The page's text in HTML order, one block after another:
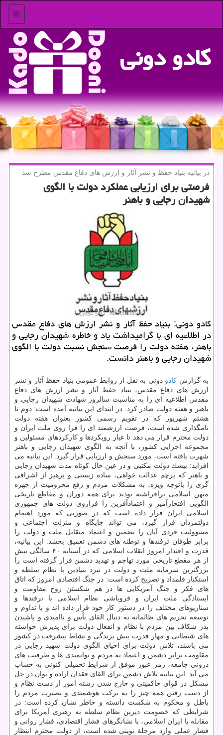
منو
كادو دونی
در بیانیه بنیاد حفظ و نشر آثار و ارزش های دفاع مقدس مطرح شد
فرصتی برای ارزیابی عملكرد دولت با الگوی
شهیدان رجایی و باهنر
كادو دونی: بنیاد حفظ آثار و نشر ارزش های دفاع مقدس
در اطلاعیه ای با گرامیداشت یاد و خاطره شهیدان رجایی و
باهنر، هفته دولت را فرصت سنجش نسبت دولت با الگوی
شهیدان رجایی و باهنر دانست.
به گزارش كادو دونی به نقل از روابط عمومی بنیاد حفظ آثار و نشر
ارزش های دفاع مقدس، بنیاد حفظ آثار و نشر ارزش های دفاع
مقدس اطلاعیه ای را به مناسبت سالروز شهادت شهیدان رجایی و
باهنر و هفته دولت صادر كرد. در ابتدای این بیانیه آمده است: دوم تا
هشتم شهریور كه در تقویم رسمی كشور بعنوان هفته دولت
نامگذاری شده است، فرصت ارزشمند ای را فرا روی ملت ایران و
دولت محترم قرار می دهد تا عیار رویكردها و كاركردهای مسئولین و
مجموعه اجرایی كشور، با آنچه به الگوی شهیدان رجایی و باهنر
شهرت یافته است، مورد سنجش و ارزیابی قرار گیرد. این بیانیه می
افزاید: بیشك دولت مكتبی و در عین حال كوتاه مدت شهیدان رجایی
و باهنر كه پرچم عدالت خواهی، ساده زیستی و پرهیز از اشرافی
گری را باتوجه ویژه، به مشكلات مردم و رفع محرومیت از چهره
میهن اسلامی برافراشته بودند برای همه دوران و مقاطع تاریخی
الگویی افتخارآمیز و اعتمادآفرین را فراروی دولت های جمهوری
اسلامی ایران قرار داده است كه در صورتی كه مورد اهتمام
دولتمردان قرار گیرد، می تواند جایگاه و منزلت اجتماعی و
مسوولیت فردی آنان را تضمین و اعتماد متقابل ملت و دولت را
برابر طوفان ترفندها و توطئه های دشمن تعمیق بخشد. این بیانیه،
قدرت و اقتدار امروز انقلاب اسلامی كه در آستانه ۴۰ سالگی بیش
از هر مقطع تاریخی مورد تهاجم و تهدید دشمن قرار گرفته است را
بزرگترین سرمایه ملت و دولت در نبرد بنیادین با نظام سلطه و
استكبار قلمداد و تصریح كرده است: در جنگ اقتصادی امروز كه اتاق
های فكر و جنگ آمریكایی ها در هم شكستن روح مقاومت و
ایستادگی ملت ایران و فروپاشی نظام اسلامی با ترفندها و
سناریوهای مختلف را در دستور كار خود قرار داده اند و با تداوم و
توسعه تحریم های ظالمانه به دنبال القای یأس و ناامیدی و پاشیدن
بذر شكاف بین مردم با نظام و انفعال دولت برای پذیرش خواسته
های شیطانی و مهار قدرت پیش برندگی و نشاط پیشرفت در كشور
می باشند، تلاش دولت برای احیای الگوی دولت شهید رجایی در
مقاومت برابر دشمن و اعتماد به مردم و توانمندی ها و ظرفیت های
درونی جامعه، رمز عبور موفق از شرایط تحمیلی كنونی به حساب
می آید. این بیانیه تلاش دشمن برای القای فقدان اراده و توان در حل
مشكل در قوای حاكمیتی و خارج شدن رشته امور از دست نظام و
از دست رفتن همه چیز را به بركت هوشمندی و بصیرت مردم را
باطل و محكوم به شكست دانسته و خاطر نشان كرده است: در
شرایطی كه خصومت دیرین نظام سلطه به رهبری آمریكا برای
مقابله با ایران اسلامی، با نشانگرهای فشار اقتصادی، فشار روانی و
فشار عملی وارد مرحلة نوینی شده است، از دولت محترم انتظار